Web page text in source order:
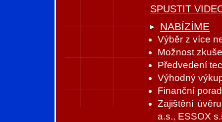
SPUSTIT
NABÍZÍME
Výběr z více
Možnost
Předvedení
Výhodný
Finanční
Zajištění
a.s., ESSOX